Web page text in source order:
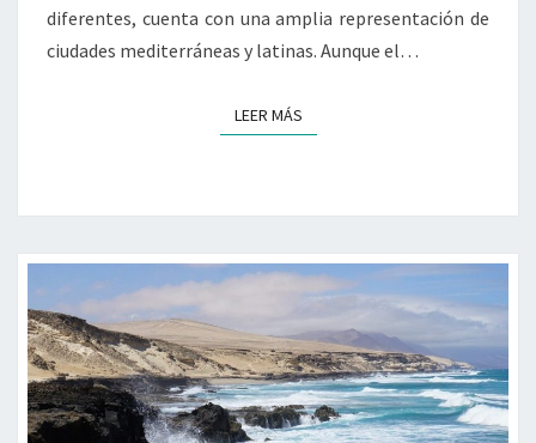
diferentes, cuenta con una amplia representación de
ciudades mediterráneas y latinas. Aunque el…
LEER MÁSLEER MÁS